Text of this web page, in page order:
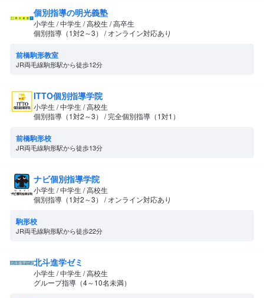
個別指導の明光義塾
小学生 / 中学生 / 高校生 / 高卒生
個別指導（1対2～3） / オンライン対応あり
前橋駒形教室
JR両毛線駒形駅から徒歩12分
ITTO個別指導学院
小学生 / 中学生 / 高校生
個別指導（1対2～3） / 完全個別指導（1対1）
前橋駒形校
JR両毛線駒形駅から徒歩13分
ナビ個別指導学院
小学生 / 中学生 / 高校生
個別指導（1対2～3） / オンライン対応あり
駒形校
JR両毛線駒形駅から徒歩22分
北斗進学ゼミ
小学生 / 中学生 / 高校生
グループ指導（4～10名未満）